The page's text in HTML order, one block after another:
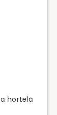
hortelã